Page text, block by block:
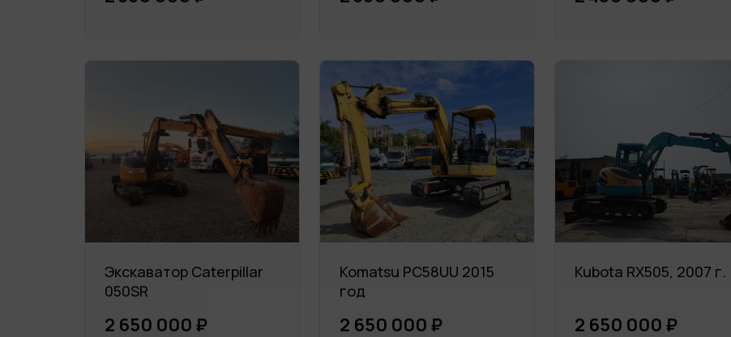
Экскаватор Caterpillar
050SR
2 650 000 ₽
Komatsu PC58UU 2015
год
2 650 000 ₽
Kubota RX505, 2007 г.
2 650 000 ₽